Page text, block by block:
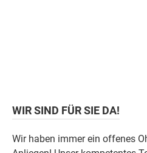
WIR SIND FÜR SIE DA!
Wir haben immer ein offenes